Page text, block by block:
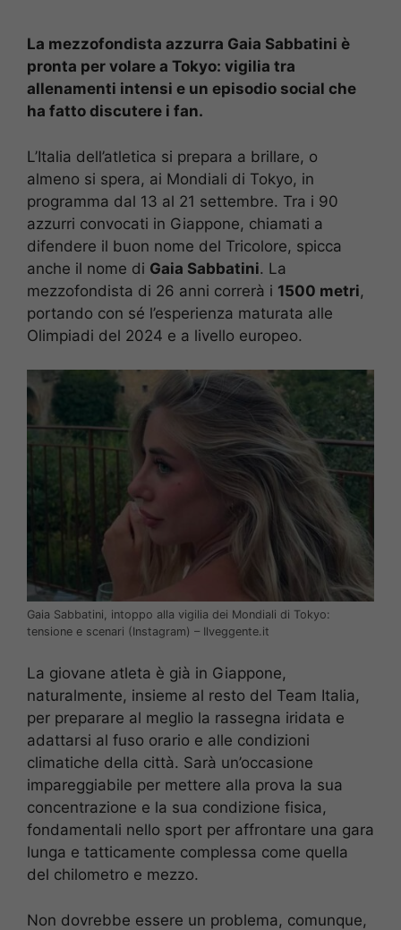
La mezzofondista azzurra Gaia Sabbatini è
pronta per volare a Tokyo: vigilia tra
allenamenti intensi e un episodio social che
ha fatto discutere i fan.
L’Italia dell’atletica si prepara a brillare, o
almeno si spera, ai Mondiali di Tokyo, in
programma dal 13 al 21 settembre. Tra i 90
azzurri convocati in Giappone, chiamati a
difendere il buon nome del Tricolore, spicca
anche il nome di Gaia Sabbatini. La
mezzofondista di 26 anni correrà i 1500 metri,
portando con sé l’esperienza maturata alle
Olimpiadi del 2024 e a livello europeo.
Gaia Sabbatini, intoppo alla vigilia dei Mondiali di Tokyo:
tensione e scenari (Instagram) – Ilveggente.it
La giovane atleta è già in Giappone,
naturalmente, insieme al resto del Team Italia,
per preparare al meglio la rassegna iridata e
adattarsi al fuso orario e alle condizioni
climatiche della città. Sarà un’occasione
impareggiabile per mettere alla prova la sua
concentrazione e la sua condizione fisica,
fondamentali nello sport per affrontare una gara
lunga e tatticamente complessa come quella
del chilometro e mezzo.
Non dovrebbe essere un problema, comunque,